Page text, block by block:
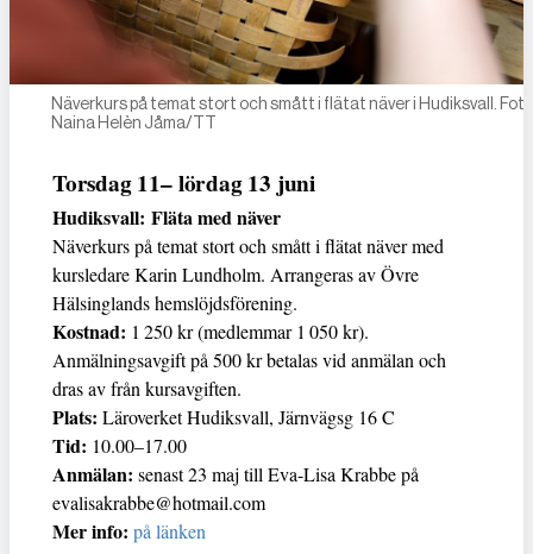
Näverkurs på temat stort och smått i flätat näver i Hudiksvall.
Naina Helèn Jåma/TT
Torsdag 11– lördag 13 juni
Hudiksvall: Fläta med näver
Näverkurs på temat stort och smått i flätat näver med
kursledare Karin Lundholm. Arrangeras av Övre
Hälsinglands hemslöjdsförening.
Kostnad: 1 250 kr (medlemmar 1 050 kr).
Anmälningsavgift på 500 kr betalas vid anmälan och
dras av från kursavgiften.
Plats: Läroverket Hudiksvall, Järnvägsg 16 C
Tid: 10.00–17.00
Anmälan: senast 23 maj till Eva-Lisa Krabbe på
evalisakrabbe@hotmail.com
Mer info: på länken